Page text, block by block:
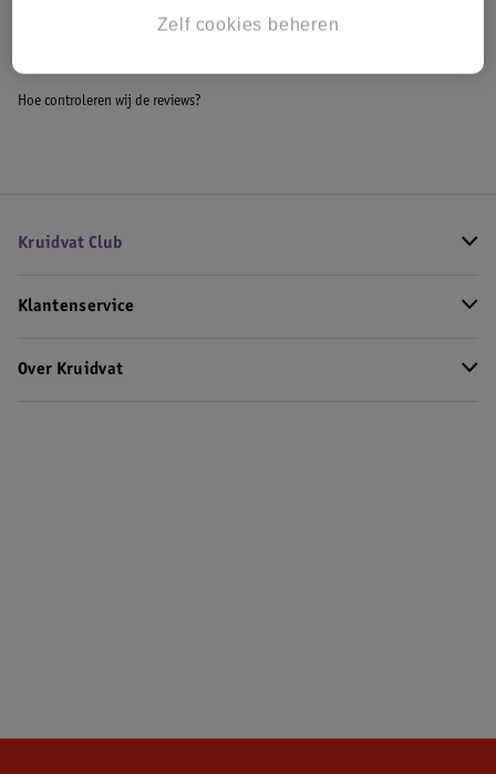
Hoe controleren wij de reviews?
Kruidvat Club
Klantenservice
Over Kruidvat
Zelf cookies beheren